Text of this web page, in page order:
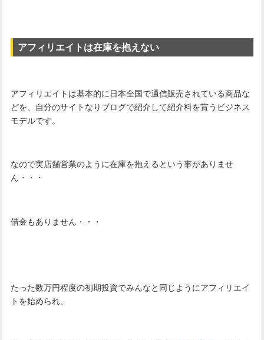
アフィリエイトは在庫を抱えない
アフィリエイトは基本的に日本全国で通信販売されている商品な
どを、自分のサイトなりブログで紹介して紹介料を貰うビジネス
モデルです。
なので実店舗営業のように在庫を抱えるという事がありませ
ん・・・
借金もありません・・・
たった数万円程度の初期投資でみんなと同じようにアフィリエイ
トを始められ、